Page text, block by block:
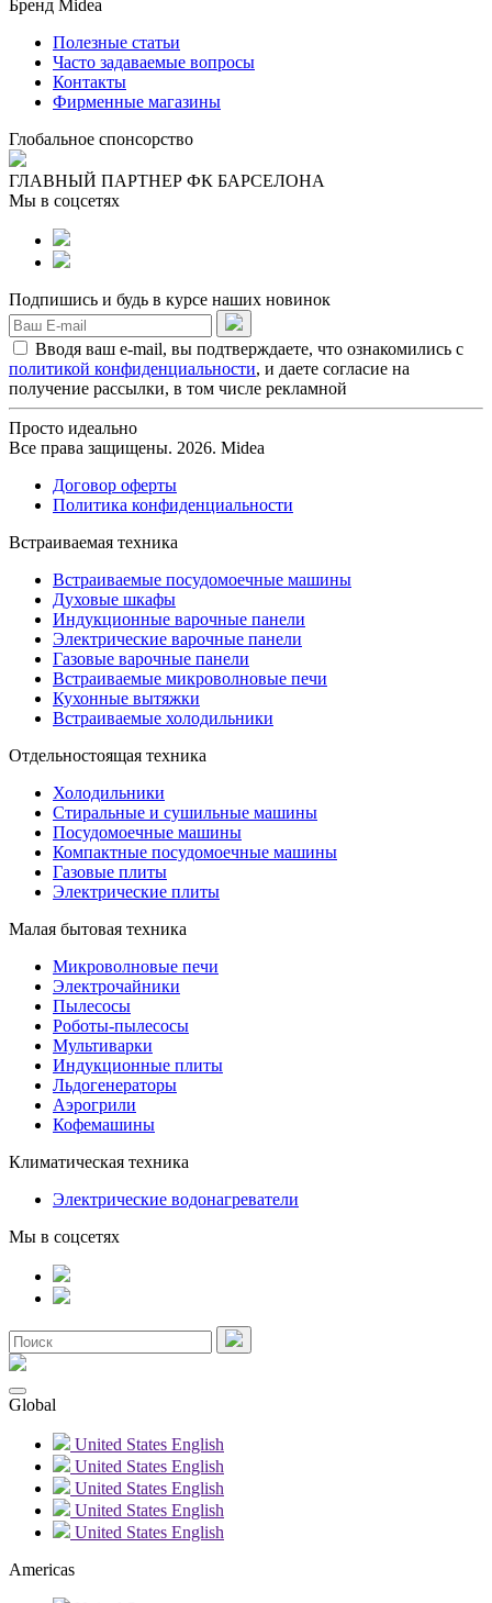
Бренд Midea
Полезные статьи
Часто задаваемые вопросы
Контакты
Фирменные магазины
Глобальное спонсорство
ГЛАВНЫЙ ПАРТНЕР ФК БАРСЕЛОНА
Мы в соцсетях
Подпишись и будь в курсе наших новинок
Вводя ваш e-mail, вы подтверждаете, что ознакомились с
политикой конфиденциальности, и даете согласие на
получение рассылки, в том числе рекламной
Просто идеально
Все права защищены. 2026. Midea
Договор оферты
Политика конфиденциальности
Встраиваемая техника
Встраиваемые посудомоечные машины
Духовые шкафы
Индукционные варочные панели
Электрические варочные панели
Газовые варочные панели
Встраиваемые микроволновые печи
Кухонные вытяжки
Встраиваемые холодильники
Отдельностоящая техника
Холодильники
Стиральные и сушильные машины
Посудомоечные машины
Компактные посудомоечные машины
Газовые плиты
Электрические плиты
Малая бытовая техника
Микроволновые печи
Электрочайники
Пылесосы
Роботы-пылесосы
Мультиварки
Индукционные плиты
Льдогенераторы
Аэрогрили
Кофемашины
Климатическая техника
Электрические водонагреватели
Мы в соцсетях
Global
United States English
United States English
United States English
United States English
United States English
Americas